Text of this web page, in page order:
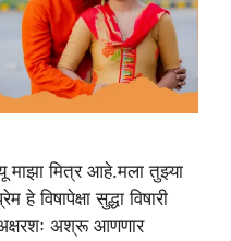
मित्र आहे.मला तुझ्या
विषापेक्षा सुद्धा विषारी
अश्रू आणणार